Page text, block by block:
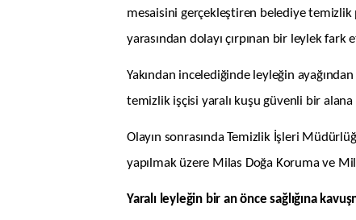
mesaisini gerçekleştiren belediye
yarasından dolayı çırpınan bir leylek fark
Yakından incelediğinde leyleğin
temizlik işçisi yaralı kuşu güvenli bir
Olayın sonrasında Temizlik İşleri
yapılmak üzere Milas Doğa Koruma ve
Yaralı leyleğin bir an önce sağlığına